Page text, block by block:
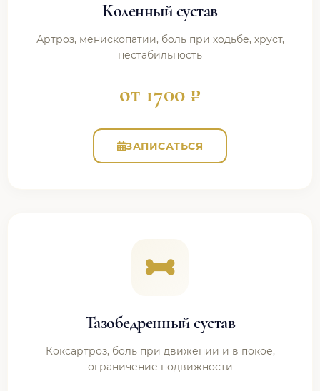
Коленный сустав
Артроз, менископатии, боль при ходьбе, хруст,
нестабильность
от 1700 ₽
ЗАПИСАТЬСЯ
Тазобедренный сустав
Коксартроз, боль при движении и в покое,
ограничение подвижности